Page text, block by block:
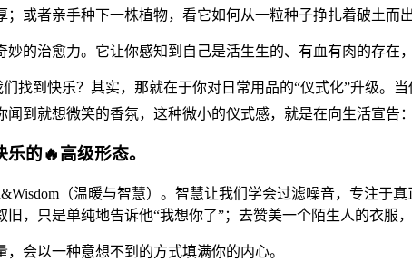
或者亲手种下一株植物，看它如何从一粒种子挣扎着破土而出
的治愈力。它让你感知到自己是活生生的、有血有肉的存在
找到快乐？其实，那就在于你对日常用品的“仪式化”升级
到就想微笑的香氛，这种微小的仪式感，就是在向生活宣告
的🔥高级形态。
（温暖与智慧）。智慧让我们学会过滤噪音，专注
，只是单纯地告诉他“我想你了”；去赞美一个陌生人的衣服
会以一种意想不到的方式填满你的内心。